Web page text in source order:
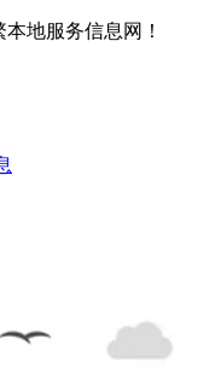
地服务信息网！